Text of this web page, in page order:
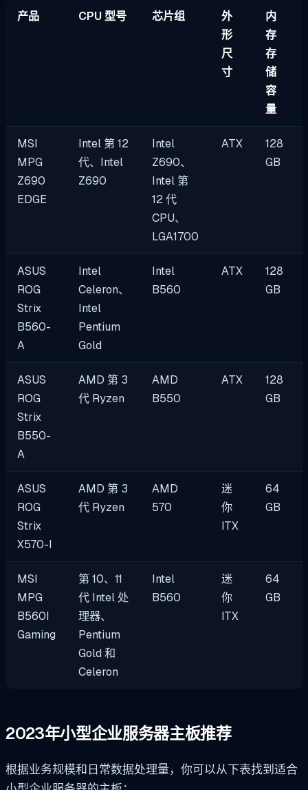
产品 CPU 型号 芯片组
外
形
尺
寸
内
存
存
储
容
量
MSI
MPG
Z690
EDGE
Intel 第 12
代、Intel
Z690
Intel
Z690、
Intel 第
12 代
CPU、
LGA1700
ATX
128
GB
ASUS
ROG
Strix
B560-
A
Intel
Celeron、
Intel
Pentium
Gold
Intel
B560
ATX
128
GB
ASUS
ROG
Strix
B550-
A
AMD 第 3
代 Ryzen
AMD
B550
ATX
128
GB
ASUS
ROG
Strix
X570-I
AMD 第 3
代 Ryzen
AMD
570
迷
你
ITX
64
GB
MSI
MPG
B560I
Gaming
第 10、11
代 Intel 处
理器、
Pentium
Gold 和
Celeron
Intel
B560
迷
你
ITX
64
GB
2023年小型企业服务器主板推荐
根据业务规模和日常数据处理量，你可以从下表找到适合